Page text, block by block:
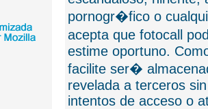
pornogr�fico o
acepta que fotocall
estime oportuno.
facilite ser�
revelada a terceros
intentos de acceso o